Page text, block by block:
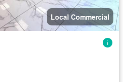
Local Commercial